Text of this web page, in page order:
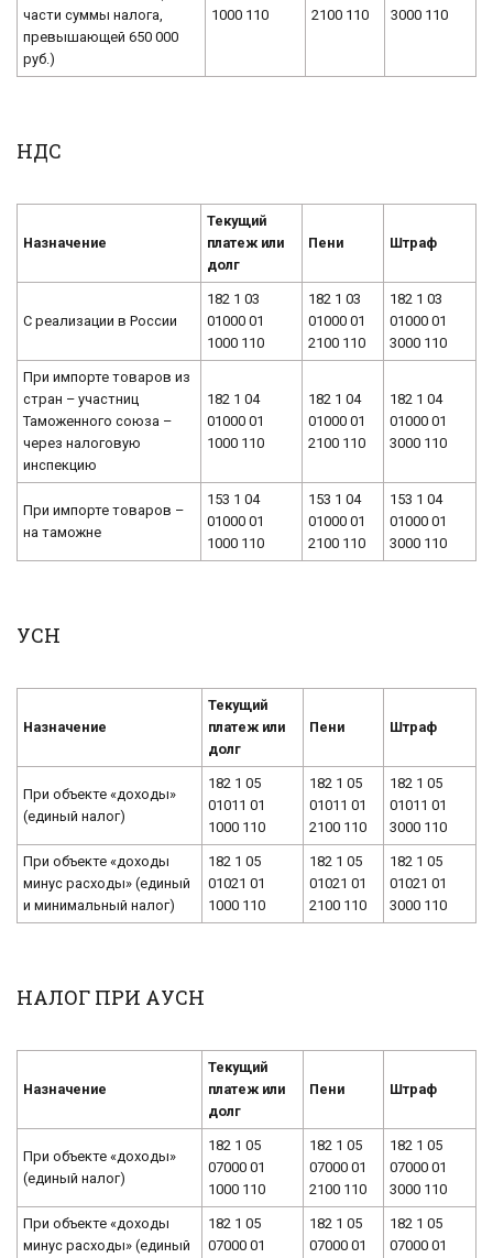
части суммы налога,
превышающей 650 000
руб.)
1000 110
2100 110
3000 110
НДС
Назначение
Текущий
платеж или
долг
Пени Штраф
С реализации в России
182 1 03
01000 01
1000 110
182 1 03
01000 01
2100 110
182 1 03
01000 01
3000 110
При импорте товаров из
стран – участниц
Таможенного союза –
через налоговую
инспекцию
182 1 04
01000 01
1000 110
182 1 04
01000 01
2100 110
182 1 04
01000 01
3000 110
При импорте товаров –
на таможне
153 1 04
01000 01
1000 110
153 1 04
01000 01
2100 110
153 1 04
01000 01
3000 110
УСН
Назначение
Текущий
платеж или
долг
Пени Штраф
При объекте «доходы»
(единый налог)
182 1 05
01011 01
1000 110
182 1 05
01011 01
2100 110
182 1 05
01011 01
3000 110
При объекте «доходы
минус расходы» (единый
и минимальный налог)
182 1 05
01021 01
1000 110
182 1 05
01021 01
2100 110
182 1 05
01021 01
3000 110
НАЛОГ ПРИ АУСН
Назначение
Текущий
платеж или
долг
Пени Штраф
При объекте «доходы»
(единый налог)
182 1 05
07000 01
1000 110
182 1 05
07000 01
2100 110
182 1 05
07000 01
3000 110
При объекте «доходы
минус расходы» (единый
182 1 05
07000 01
182 1 05
07000 01
182 1 05
07000 01